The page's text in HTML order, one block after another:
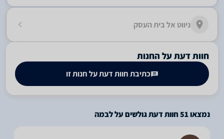
ניווט אל בית העסק
חוות דעת על החנות
כתיבת חוות דעת על חנות זו
נמצאו51חוות דעת גולשים על לבמה